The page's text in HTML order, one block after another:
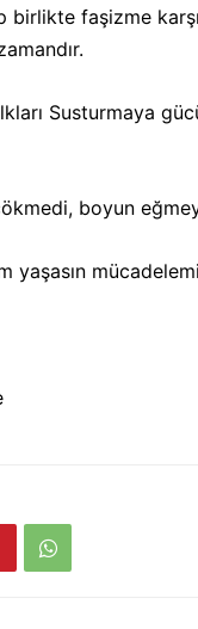
birlikte faşizme
Susturmaya
boyun
yaşasın